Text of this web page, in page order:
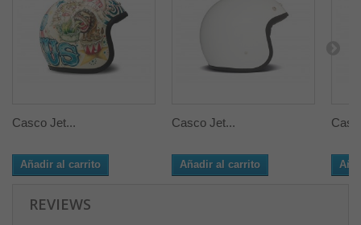
Casco Jet...
Añadir al carrito
Casco Jet...
Añadir al carrito
REVIEWS